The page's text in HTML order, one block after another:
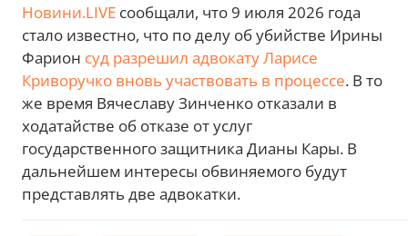
Новини.LIVE сообщали, что 9 июля 2026 года
стало известно, что по делу об убийстве Ирины
Фарион суд разрешил адвокату Ларисе
Криворучко вновь участвовать в процессе. В то
же время Вячеславу Зинченко отказали в
ходатайстве об отказе от услуг
государственного защитника Дианы Кары. В
дальнейшем интересы обвиняемого будут
представлять две адвокатки.